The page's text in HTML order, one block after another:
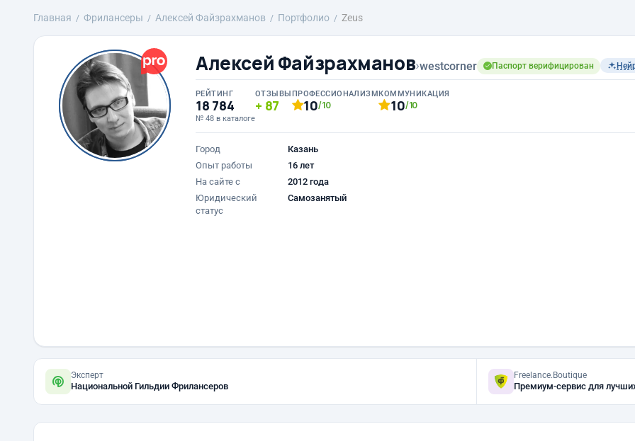
Главная Фрилансеры Алексей Файзрахманов Портфолио Zeus
Алексей Файзрахманов›westcorner Паспорт верифицирован
РЕЙТИНГ
18 784
№ 48 в каталоге
ОТЗЫВЫ
87
ПРОФЕССИОНАЛИЗМ
10/10
КОММУНИКАЦИЯ
10/10
Город
Казань
Опыт работы
16 лет
На сайте с
2012 года
Юридический
статус
Самозанятый
Эксперт
Национальной Гильдии Фрилансеров
Freelance.Boutique
Премиум-сервис для